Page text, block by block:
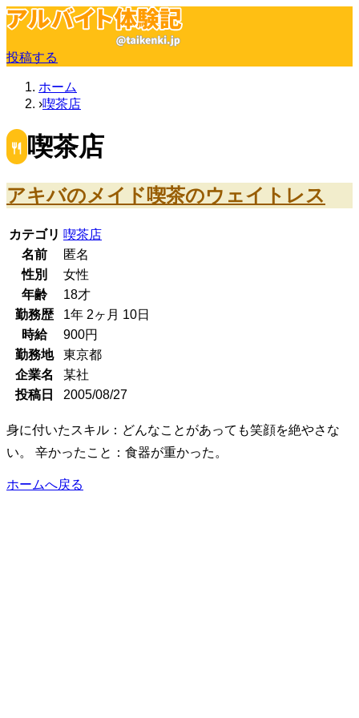
投稿する
ホーム
喫茶店
喫茶店
アキバのメイド喫茶のウェイトレス
カテゴリ 喫茶店
名前
匿名
性別
女性
年齢
18才
勤務歴
1年 2ヶ月 10日
時給
900円
勤務地
東京都
企業名
某社
投稿日
2005/08/27
身に付いたスキル：どんなことがあっても笑顔を絶やさな
い。 辛かったこと：食器が重かった。
ホームへ戻る